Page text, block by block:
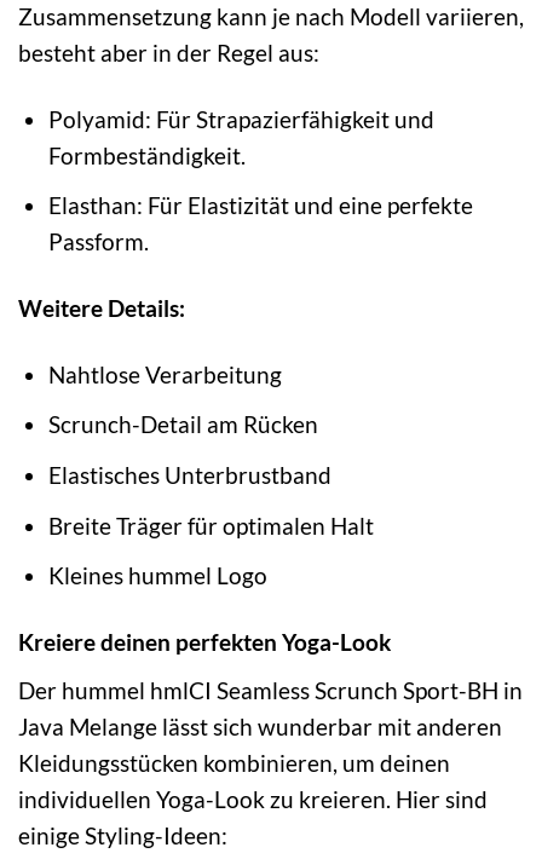
Zusammensetzung kann je nach Modell variieren,
besteht aber in der Regel aus:
Polyamid: Für Strapazierfähigkeit und
Formbeständigkeit.
Elasthan: Für Elastizität und eine perfekte
Passform.
Weitere Details:
Nahtlose Verarbeitung
Scrunch-Detail am Rücken
Elastisches Unterbrustband
Breite Träger für optimalen Halt
Kleines hummel Logo
Kreiere deinen perfekten Yoga-Look
Der hummel hmlCI Seamless Scrunch Sport-BH in
Java Melange lässt sich wunderbar mit anderen
Kleidungsstücken kombinieren, um deinen
individuellen Yoga-Look zu kreieren. Hier sind
einige Styling-Ideen: